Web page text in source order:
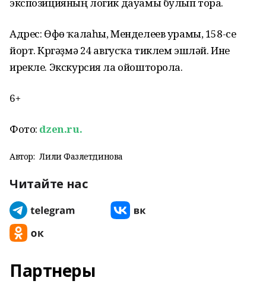
Адрес: Өфө ҡалаһы, Менделеев урамы, 158-се
йорт. Күргәҙмә 24 авгусҡа тиклем эшләй. Инеү
ирекле. Экскурсия ла ойошторола.
6+
Фото: dzen.ru.
Автор: Лилиә Фазлетдинова
Читайте нас
Партнеры